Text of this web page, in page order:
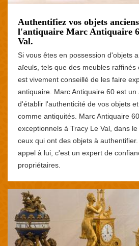
Authentifiez vos objets
l'antiquaire Marc Antiquaire
Val.
Si vous êtes en possession d'objets
aïeuls, tels que des meubles
est vivement conseillé de les faire
antiquaire. Marc Antiquaire 60 est
d'établir l'authenticité de vos objets
comme antiquités. Marc Antiquaire
exceptionnels à Tracy Le Val, dans
ceux qui ont des objets à
appel à lui, c'est un expert de
propriétaires.